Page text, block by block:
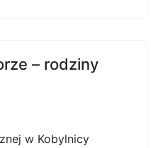
– rodziny
w Kobylnicy